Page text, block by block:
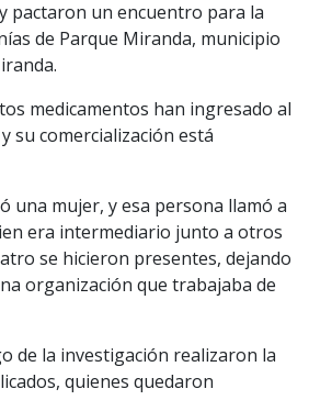
pactaron un encuentro para la
de Parque Miranda, municipio
medicamentos han ingresado al
su comercialización está
una mujer, y esa persona llamó a
era intermediario junto a otros
se hicieron presentes, dejando
organización que trabajaba de
de la investigación realizaron la
quienes quedaron